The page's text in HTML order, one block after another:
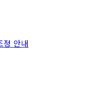
정 안내